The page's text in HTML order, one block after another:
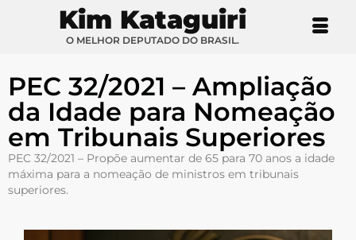
Kim Kataguiri
O MELHOR DEPUTADO DO BRASIL.
PEC 32/2021 – Ampliação
da Idade para Nomeação
em Tribunais Superiores
PEC 32/2021 – Propõe aumentar de 65 para 70 anos a idade
máxima para a nomeação de ministros em tribunais
superiores.